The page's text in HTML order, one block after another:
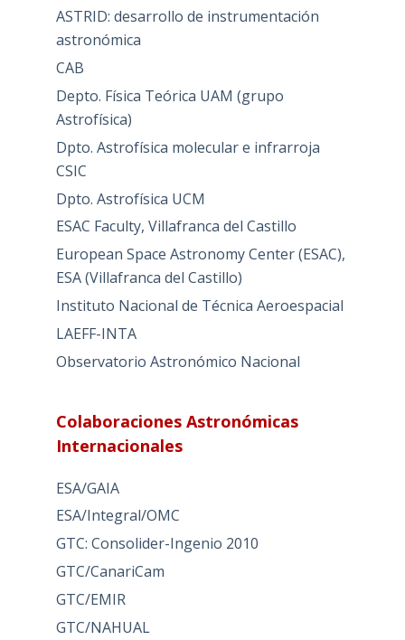
ASTRID: desarrollo de instrumentación
astronómica
CAB
Depto. Física Teórica UAM (grupo
Astrofísica)
Dpto. Astrofísica molecular e infrarroja
CSIC
Dpto. Astrofísica UCM
ESAC Faculty, Villafranca del Castillo
European Space Astronomy Center (ESAC),
ESA (Villafranca del Castillo)
Instituto Nacional de Técnica Aeroespacial
LAEFF-INTA
Observatorio Astronómico Nacional
Colaboraciones Astronómicas
Internacionales
ESA/GAIA
ESA/Integral/OMC
GTC: Consolider-Ingenio 2010
GTC/CanariCam
GTC/EMIR
GTC/NAHUAL